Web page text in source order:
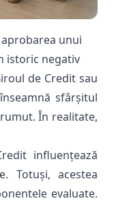
unui
istoric negativ
de Credit sau
sfârșitul
În realitate,
influențează
Totuși, acestea
evaluate.